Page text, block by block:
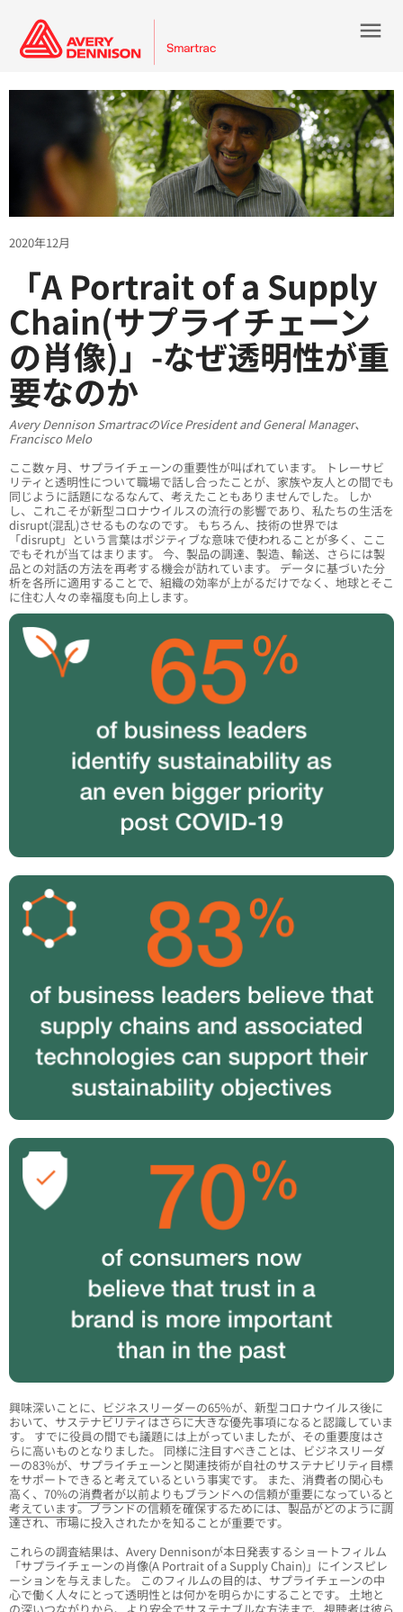
menu
2020年12月
「A Portrait of a Supply
Chain(サプライチェーン
の肖像)」-なぜ透明性が重
要なのか
Avery Dennison SmartracのVice President and General Manager、
Francisco Melo
ここ数ヶ月、サプライチェーンの重要性が叫ばれています。 トレーサビ
リティと透明性について職場で話し合ったことが、家族や友人との間でも
同じように話題になるなんて、考えたこともありませんでした。 しか
し、これこそが新型コロナウイルスの流行の影響であり、私たちの生活を
disrupt(混乱)させるものなのです。 もちろん、技術の世界では
「disrupt」という言葉はポジティブな意味で使われることが多く、ここ
でもそれが当てはまります。 今、製品の調達、製造、輸送、さらには製
品との対話の方法を再考する機会が訪れています。 データに基づいた分
析を各所に適用することで、組織の効率が上がるだけでなく、地球とそこ
に住む人々の幸福度も向上します。
興味深いことに、 ビジネスリーダーの65%が、新型コロナウイルス後に
おいて、サステナビリティはさらに大きな優先事項になると認識していま
す。 すでに役員の間でも議題には上がっていましたが、その重要度はさ
らに高いものとなりました。 同様に注目すべきことは、ビジネスリーダ
ーの83%が、サプライチェーンと関連技術が自社のサステナビリティ目標
をサポートできると考えているという事実です。 また、消費者の関心も
高く、 70%の消費者が以前よりもブランドへの信頼が重要になっていると
考えています。ブランドの信頼を確保するためには、製品がどのように調
達され、市場に投入されたかを知ることが重要です。
これらの調査結果は、Avery Dennisonが本日発表するショートフィルム
「サプライチェーンの肖像(A Portrait of a Supply Chain)」にインスピレ
ーションを与えました。 このフィルムの目的は、サプライチェーンの中
心で働く人々にとって透明性とは何かを明らかにすることです。 土地と